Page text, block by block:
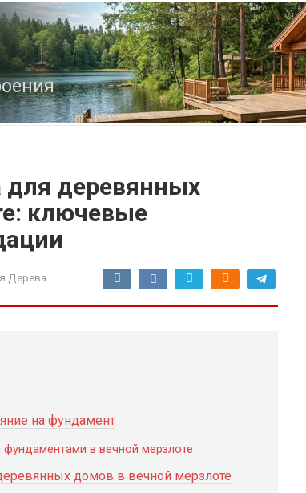
для деревянных
ключевые
Дерева
на фундамент
в вечной мерзлоте
домов в вечной мерзлоте